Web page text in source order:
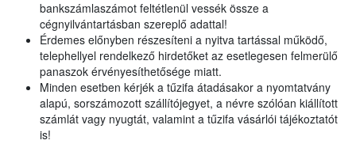
bankszámlaszámot feltétlenül vessék össze a
cégnyilvántartásban szereplő adattal!
Érdemes előnyben részesíteni a nyitva tartással működő,
telephellyel rendelkező hirdetőket az esetlegesen felmerülő
panaszok érvényesíthetősége miatt.
Minden esetben kérjék a tűzifa átadásakor a nyomtatvány
alapú, sorszámozott szállítójegyet, a névre szólóan kiállított
számlát vagy nyugtát, valamint a tűzifa vásárlói tájékoztatót
is!